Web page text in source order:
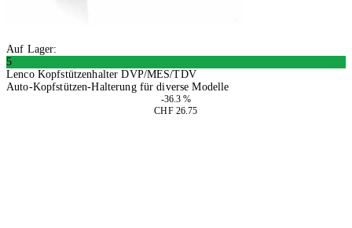
Auf Lager:
5
Lenco Kopfstützenhalter DVP/MES/TDV
Auto-Kopfstützen-Halterung für diverse Modelle
-36.3 %
CHF 26.75